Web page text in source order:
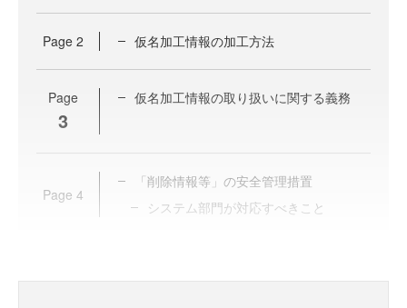
Page 2 仮名加工情報の加工方法
Page
3
仮名加工情報の取り扱いに関する義務
Page 4
「削除情報等」の安全管理措置
システム部門が対応すべきこと